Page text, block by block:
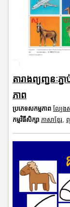
តារាងព្យញ្ជនៈភ្
ភាព
ប្រភេទសកម្មភាព ល្បែង
កម្មវិធីសិក្សា ភាសាខ្មែរ,